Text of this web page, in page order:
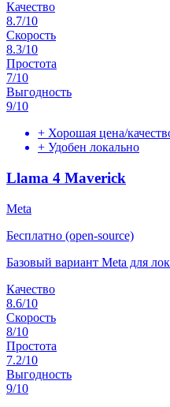
Качество
8.7/10
Скорость
8.3/10
Простота
7/10
Выгодность
9/10
+ Хорошая цена/
+ Удобен локально
Llama 4 Maverick
Meta
Бесплатно (open-source)
Базовый вариант Meta для
Качество
8.6/10
Скорость
8/10
Простота
7.2/10
Выгодность
9/10